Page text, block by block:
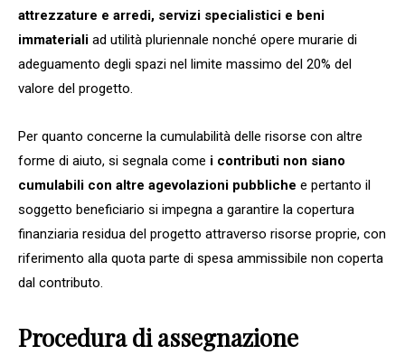
attrezzature e arredi, servizi specialistici e beni
immateriali ad utilità pluriennale nonché opere murarie di
adeguamento degli spazi nel limite massimo del 20% del
valore del progetto.
Per quanto concerne la cumulabilità delle risorse con altre
forme di aiuto, si segnala come i contributi non siano
cumulabili con altre agevolazioni pubbliche e pertanto il
soggetto beneficiario si impegna a garantire la copertura
finanziaria residua del progetto attraverso risorse proprie, con
riferimento alla quota parte di spesa ammissibile non coperta
dal contributo.
Procedura di assegnazione